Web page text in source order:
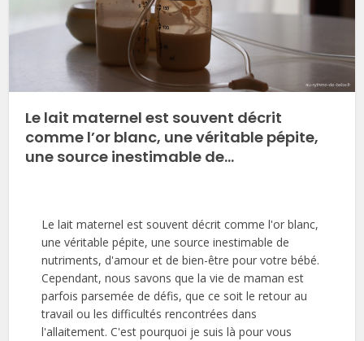
Le lait maternel est souvent décrit
comme l’or blanc, une véritable pépite,
une source inestimable de…
Le lait maternel est souvent décrit comme l'or blanc,
une véritable pépite, une source inestimable de
nutriments, d'amour et de bien-être pour votre bébé.
Cependant, nous savons que la vie de maman est
parfois parsemée de défis, que ce soit le retour au
travail ou les difficultés rencontrées dans
l'allaitement. C'est pourquoi je suis là pour vous